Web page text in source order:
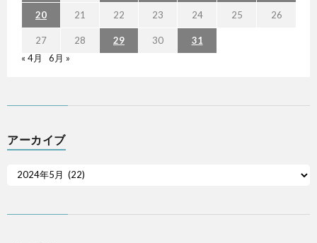
20 21 22 23 24 25 26
27 28 29 30
31
« 4月
6月 »
アーカイブ